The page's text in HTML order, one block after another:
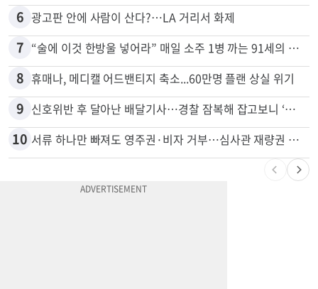
6 광고판 안에 사람이 산다?…LA 거리서 화제
7 “술에 이것 한방울 넣어라” 매일 소주 1병 까는 91세의 철칙
8 휴매나, 메디캘 어드밴티지 축소...60만명 플랜 상실 위기
9 신호위반 후 달아난 배달기사…경찰 잠복해 잡고보니 ‘반전’
10 서류 하나만 빠져도 영주권·비자 거부…심사관 재량권 대폭 확대